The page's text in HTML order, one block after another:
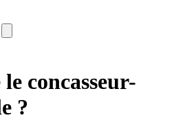
concasseur-
?